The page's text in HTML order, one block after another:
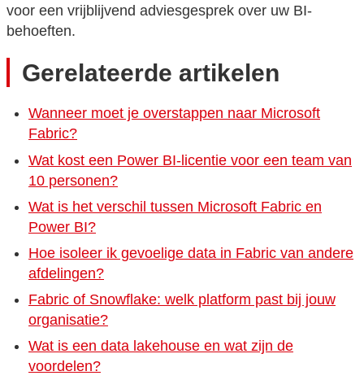
voor een vrijblijvend adviesgesprek over uw BI-
behoeften.
Gerelateerde artikelen
Wanneer moet je overstappen naar Microsoft
Fabric?
Wat kost een Power BI-licentie voor een team van
10 personen?
Wat is het verschil tussen Microsoft Fabric en
Power BI?
Hoe isoleer ik gevoelige data in Fabric van andere
afdelingen?
Fabric of Snowflake: welk platform past bij jouw
organisatie?
Wat is een data lakehouse en wat zijn de
voordelen?